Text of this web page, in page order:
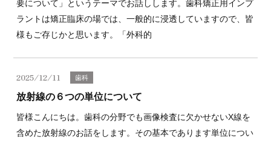
要について」というテーマでお話しします。歯科矯正用インプ
ラントは矯正臨床の場では、一般的に浸透していますので、皆
様もご存じかと思います。「外科的
2025/12/11 歯科
放射線の６つの単位について
皆様こんにちは。歯科の分野でも画像検査に欠かせないX線を
含めた放射線のお話をします。その基本であります単位につい